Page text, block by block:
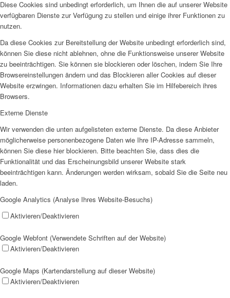
Diese Cookies sind unbedingt erforderlich, um Ihnen die auf unserer Website
verfügbaren Dienste zur Verfügung zu stellen und einige ihrer Funktionen zu
nutzen.
Da diese Cookies zur Bereitstellung der Website unbedingt erforderlich sind,
können Sie diese nicht ablehnen, ohne die Funktionsweise unserer Website
zu beeinträchtigen. Sie können sie blockieren oder löschen, indem Sie Ihre
Browsereinstellungen ändern und das Blockieren aller Cookies auf dieser
Website erzwingen. Informationen dazu erhalten Sie im Hilfebereich ihres
Browsers.
Externe Dienste
Wir verwenden die unten aufgelisteten externe Dienste. Da diese Anbieter
möglicherweise personenbezogene Daten wie Ihre IP-Adresse sammeln,
können Sie diese hier blockieren. Bitte beachten Sie, dass dies die
Funktionalität und das Erscheinungsbild unserer Website stark
beeinträchtigen kann. Änderungen werden wirksam, sobald Sie die Seite neu
laden.
Google Analytics (Analyse Ihres Website-Besuchs)
Aktivieren/Deaktivieren
Google Webfont (Verwendete Schriften auf der Website)
Aktivieren/Deaktivieren
Google Maps (Kartendarstellung auf dieser Website)
Aktivieren/Deaktivieren